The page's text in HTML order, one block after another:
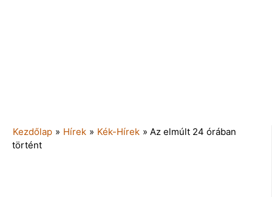
Kezdőlap » Hírek » Kék-Hírek » Az elmúlt 24 órában
történt